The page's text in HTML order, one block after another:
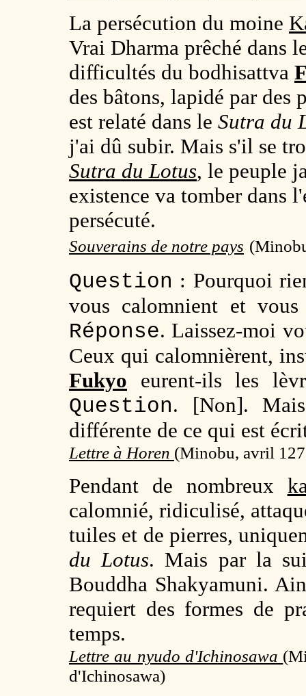
La persécution du moine
Vrai Dharma prêché dans
difficultés du bodhisattva
des bâtons, lapidé par des
est relaté dans le Sutra du
j'ai dû subir. Mais s'il se
Sutra du Lotus, le peuple
existence va tomber dans
persécuté.
Souverains de notre pays
Question : Pourquoi
vous calomnient et
Réponse. Laissez-moi
Ceux qui calomnièrent,
Fukyo eurent-ils les
Question. [Non].
différente de ce qui est
Lettre à Horen (Minobu, avril
Pendant de nombreux
calomnié, ridiculisé,
tuiles et de pierres,
du Lotus. Mais par la
Bouddha Shakyamuni.
requiert des formes de
temps.
Lettre au nyudo d'Ichinosawa (
d'Ichinosawa)